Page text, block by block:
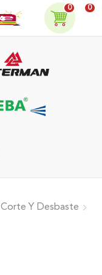
0 0
Corte Y Desbaste